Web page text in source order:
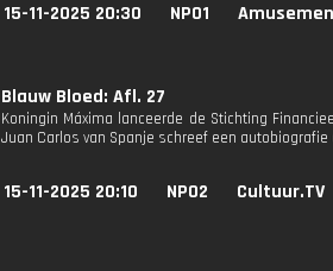
15-11-2025 20:30 NPO1
Blauw Bloed: Afl. 27
Koningin Máxima lanceerde de Stichting
Juan Carlos van Spanje schreef een
15-11-2025 20:10 NPO2 Cultuur.TV